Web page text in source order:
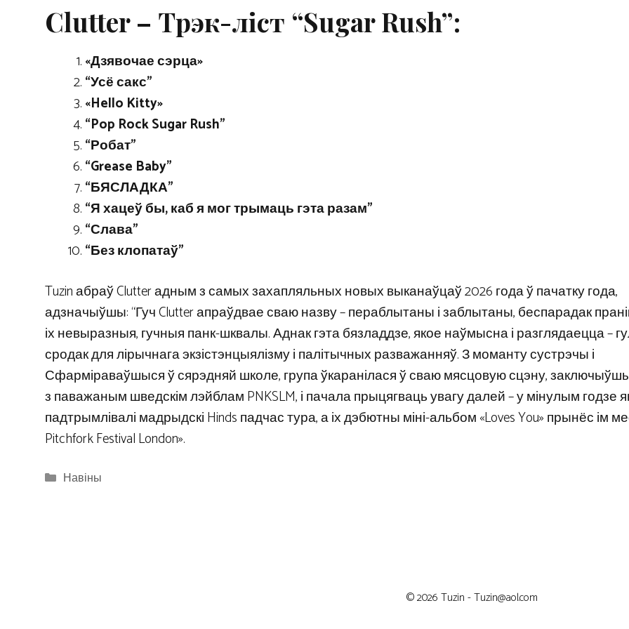
Clutter – Трэк-ліст “Sugar Rush”:
«Дзявочае сэрца»
“Усё сакс”
«Hello Kitty»
“Pop Rock Sugar Rush”
“Робат”
“Grease Baby”
“БЯСЛАДКА”
“Я хацеў бы, каб я мог трымаць гэта разам”
“Слава”
“Без клопатаў”
Tuzin абраў Clutter адным з самых захапляльных новых выканаўцаў 2026 года ў пачатку года,
адзначыўшы: “Гуч Clutter апраўдвае сваю назву – пераблытаны і заблытаны, беспарадак
іх невыразныя, гучныя панк-шквалы. Аднак гэта бязладдзе, якое наўмысна і разглядаецца –
сродак для лірычнага экзістэнцыялізму і палітычных разважанняў. З моманту сустрэчы і
Сфарміраваўшыся ў сярэдняй школе, група ўкаранілася ў сваю мясцовую сцэну,
з паважаным шведскім лэйблам PNKSLM, і пачала прыцягваць увагу далей – у мінулым годзе
падтрымлівалі мадрыдскі Hinds падчас тура, а іх дэбютны міні-альбом «Loves You» прынёс ім
Pitchfork Festival London».
Categories
Навіны
© 2026 Tuzin -Tuzin@aol.com